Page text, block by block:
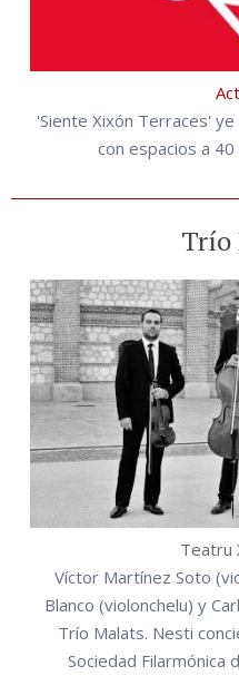
'Siente Xixón Terraces'
con espacios a
Trío
Teatru
Víctor Martínez Soto
Blanco (violonchelu) y
Trío Malats. Nesti
Sociedad Filarmónica